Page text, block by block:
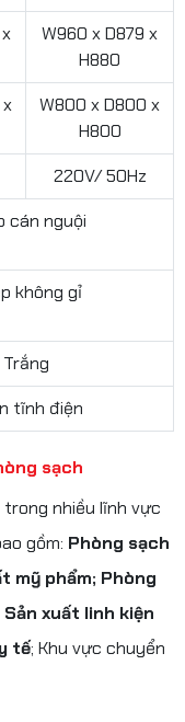
W960 x D879 x
H880
W800 x D800 x
H800
220V/ 50Hz
cán nguội
không gỉ
Trắng
tĩnh điện
sạch
nhiều lĩnh vực
gồm: Phòng sạch
mỹ phẩm; Phòng
Sản xuất linh kiện
tế; Khu vực chuyển